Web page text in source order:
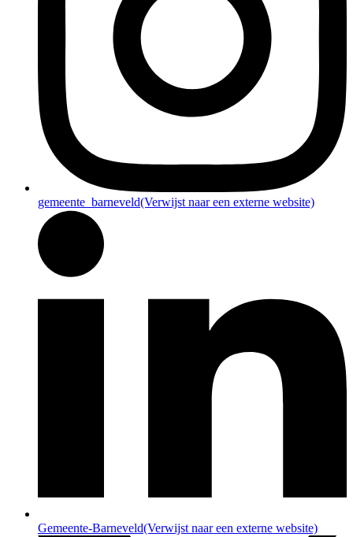
gemeente_barneveld(Verwijst naar een externe website)
Gemeente-Barneveld(Verwijst naar een externe website)